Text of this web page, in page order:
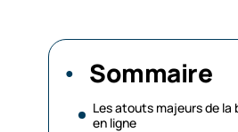
Sommaire
Les atouts majeurs de la
en ligne